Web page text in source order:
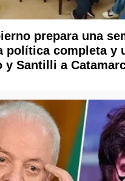
prepara una
política completa y
y Santilli a